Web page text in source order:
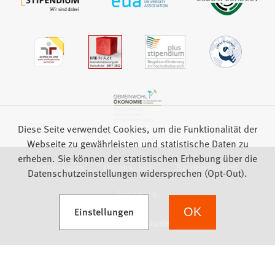
Impressum Datenschutz
Barrierefreiheit
Feedback
Diese Seite verwendet Cookies, um die Funktionalität der
Webseite zu gewährleisten und statistische Daten zu
erheben. Sie können der statistischen Erhebung über die
Datenschutzeinstellungen widersprechen (Opt-Out).
Einstellungen
(Öffnet in einem neuen Tab) OK